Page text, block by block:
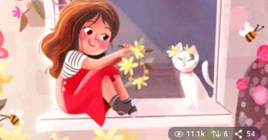
11.1k 6 54